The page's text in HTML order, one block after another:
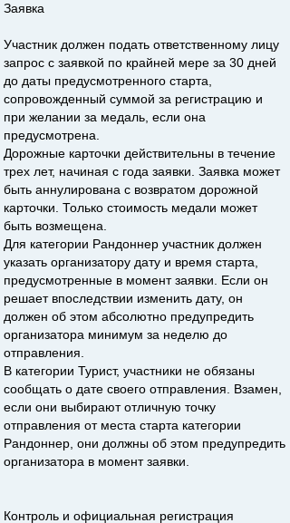
Заявка
Участник должен подать ответственному лицу
запрос с заявкой по крайней мере за 30 дней
до даты предусмотренного старта,
сопровожденный суммой за регистрацию и
при желании за медаль, если она
предусмотрена.
Дорожные карточки действительны в течение
трех лет, начиная с года заявки. Заявка может
быть аннулирована с возвратом дорожной
карточки. Только стоимость медали может
быть возмещена.
Для категории Рандоннер участник должен
указать организатору дату и время старта,
предусмотренные в момент заявки. Если он
решает впоследствии изменить дату, он
должен об этом абсолютно предупредить
организатора минимум за неделю до
отправления.
В категории Турист, участники не обязаны
сообщать о дате своего отправления. Взамен,
если они выбирают отличную точку
отправления от места старта категории
Рандоннер, они должны об этом предупредить
организатора в момент заявки.
Контроль и официальная регистрация